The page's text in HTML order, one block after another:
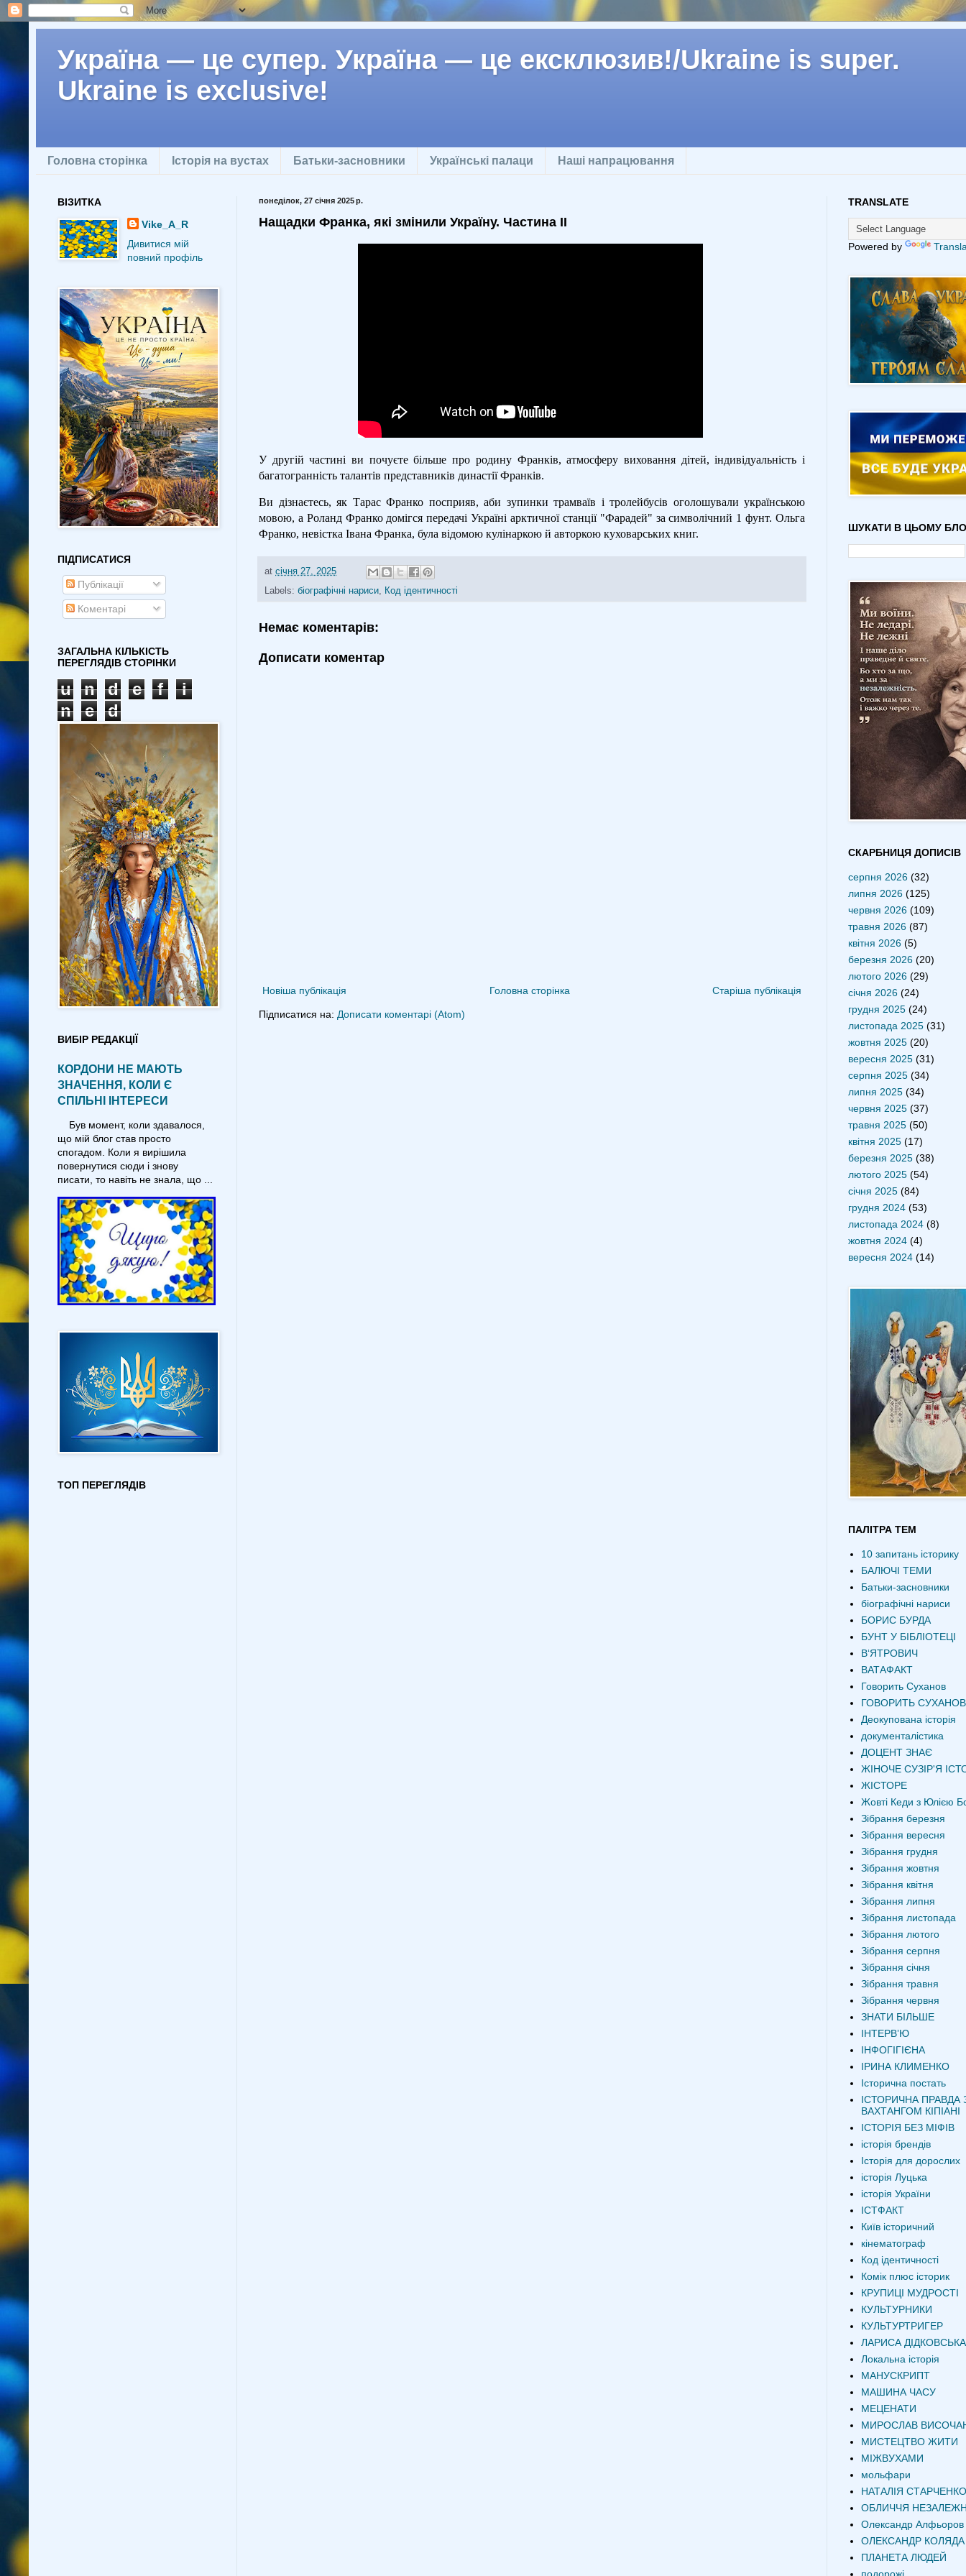
Україна — це супер. Україна — це ексклюзив!/Ukraine is super.
Ukraine is exclusive!
Головна сторінка Історія на вустах Батьки-засновники Українські палаци Наші напрацювання
понеділок, 27 січня 2025 р.
Нащадки Франка, які змінили Україну. Частина II
У другій частині ви почуєте більше про родину Франків, атмосферу виховання дітей, індивідуальність і
багатогранність талантів представників династії Франків.
Ви дізнаєтесь, як Тарас Франко посприяв, аби зупинки трамваїв і тролейбусів оголошували українською
мовою, а Роланд Франко домігся передачі Україні арктичної станції "Фарадей" за символічний 1 фунт. Ольга
Франко, невістка Івана Франка, була відомою кулінаркою й авторкою куховарських книг.
at січня 27, 2025
Labels: біографічні нариси Код ідентичності
Немає коментарів:
Дописати коментар
Новіша публікація Старіша публікація
Головна сторінка
Підписатися на: Дописати коментарі (Atom)
ВІЗИТКА
Vike_A_R
Дивитися мій
повний профіль
ПІДПИСАТИСЯ
Публікації
Коментарі
ЗАГАЛЬНА КІЛЬКІСТЬ
ПЕРЕГЛЯДІВ СТОРІНКИ
u n d e f
i
n
e d
ВИБІР РЕДАКЦІЇ
КОРДОНИ НЕ МАЮТЬ
ЗНАЧЕННЯ, КОЛИ Є
СПІЛЬНІ ІНТЕРЕСИ
Був момент, коли здавалося,
що мій блог став просто
спогадом. Коли я вирішила
повернутися сюди і знову
писати, то навіть не знала, що ...
ТОП ПЕРЕГЛЯДІВ
TRANSLATE
Powered by
ШУКАТИ В ЦЬОМУ
СКАРБНИЦЯ ДОПИСІВ
серпня 2026 (32)
липня 2026 (125)
червня 2026 (109)
травня 2026 (87)
квітня 2026 (5)
березня 2026 (20)
лютого 2026 (29)
січня 2026 (24)
грудня 2025 (24)
листопада 2025 (31)
жовтня 2025 (20)
вересня 2025 (31)
серпня 2025 (34)
липня 2025 (34)
червня 2025 (37)
травня 2025 (50)
квітня 2025 (17)
березня 2025 (38)
лютого 2025 (54)
січня 2025 (84)
грудня 2024 (53)
листопада 2024 (8)
жовтня 2024 (4)
вересня 2024 (14)
ПАЛІТРА ТЕМ
10 запитань історику
БАЛЮЧІ ТЕМИ
Батьки-засновники
біографічні нариси
БОРИС БУРДА
БУНТ У БІБЛІОТЕЦІ
В‘ЯТРОВИЧ
ВАТАФАКТ
Говорить Суханов
ГОВОРИТЬ СУХАНОВ
Деокупована історія
документалістика
ДОЦЕНТ ЗНАЄ
ЖІНОЧЕ СУЗІР'Я
ЖІСТОРЕ
Жовті Кеди з Юлією
Зібрання березня
Зібрання вересня
Зібрання грудня
Зібрання жовтня
Зібрання квітня
Зібрання липня
Зібрання листопада
Зібрання лютого
Зібрання серпня
Зібрання січня
Зібрання травня
Зібрання червня
ЗНАТИ БІЛЬШЕ
ІНТЕРВʼЮ
ІНФОГІГІЄНА
ІРИНА КЛИМЕНКО
Історична постать
ІСТОРИЧНА ПРАВДА
ВАХТАНГОМ КІПІАНІ
ІСТОРІЯ БЕЗ МІФІВ
історія брендів
Історія для дорослих
історія Луцька
історія України
ІСТФАКТ
Київ історичний
кінематограф
Код ідентичності
Комік плюс історик
КРУПИЦІ МУДРОСТІ
КУЛЬТУРНИКИ
КУЛЬТУРТРИГЕР
ЛАРИСА ДІДКОВСЬКА
Локальна історія
МАНУСКРИПТ
МАШИНА ЧАСУ
МЕЦЕНАТИ
МИРОСЛАВ
МИСТЕЦТВО ЖИТИ
МІЖВУХАМИ
мольфари
НАТАЛІЯ СТАРЧЕНКО
ОБЛИЧЧЯ
Олександр Алфьоров
ОЛЕКСАНДР КОЛЯДА
ПЛАНЕТА ЛЮДЕЙ
подорожі